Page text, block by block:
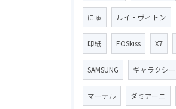
にゅ ルイ・ヴィトン
印紙 EOSkiss X7
SAMSUNG ギャラクシー
マーテル ダミアーニ